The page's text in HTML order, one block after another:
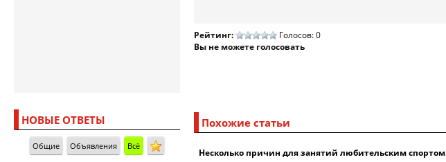
НОВЫЕ ОТВЕТЫ
Общие Объявления Всё
Рейтинг:
Голосов: 0
Вы не можете голосовать
Похожие статьи
Несколько причин для занятий любительским спортом